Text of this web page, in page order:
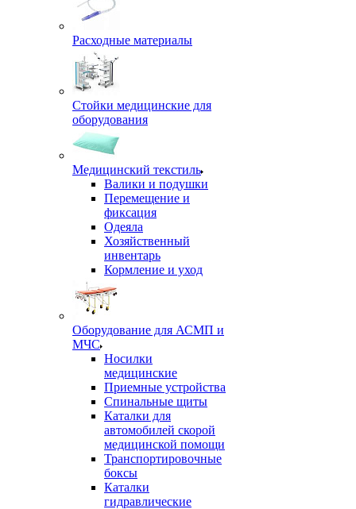
Расходные материалы
Стойки медицинские для
оборудования
Медицинский текстиль
Валики и подушки
Перемещение и
фиксация
Одеяла
Хозяйственный
инвентарь
Кормление и уход
Оборудование для АСМП и
МЧС
Носилки
медицинские
Приемные устройства
Спинальные щиты
Каталки для
автомобилей скорой
медицинской помощи
Транспортировочные
боксы
Каталки
гидравлические